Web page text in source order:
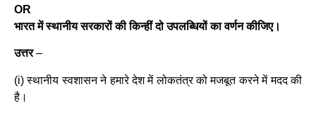
OR
भारत में स्थानीय सरकारों की किन्हीं दो उपलब्धियों का वर्णन कीजिए।
उत्तर–
(i) स्थानीय स्वशासन ने हमारे देश में लोकतंत्र को मजबूत करने में मदद की
है।